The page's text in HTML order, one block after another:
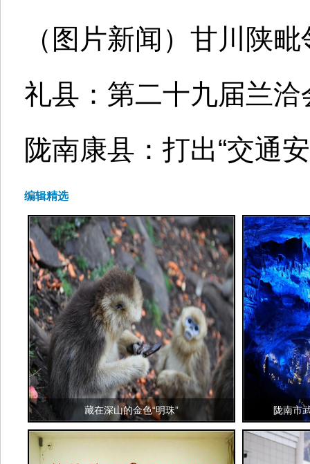
（图片新闻）甘川陕
礼县：第二十九届兰
陇南康县：打出“交通
编辑精选
藏在深山的金色“明珠” 陇南市